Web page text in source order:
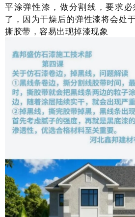
平涂弹性漆，做分割线，要求
了，因为干燥后的弹性漆将会处
撕胶带，容易出现掉漆现象